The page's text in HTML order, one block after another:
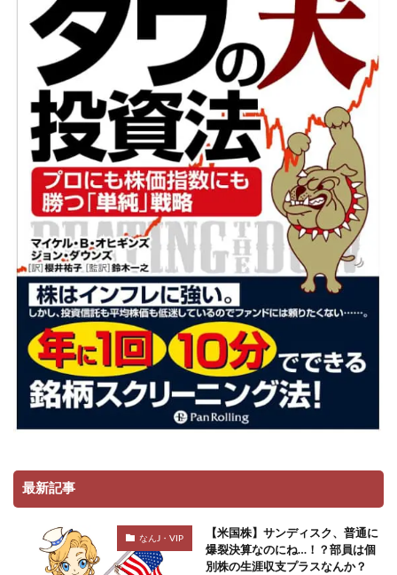
最新記事
なんJ・VIP
【米国株】サンディスク、普通に
爆裂決算なのにね…！？部員は個
別株の生涯収支プラスなんか？